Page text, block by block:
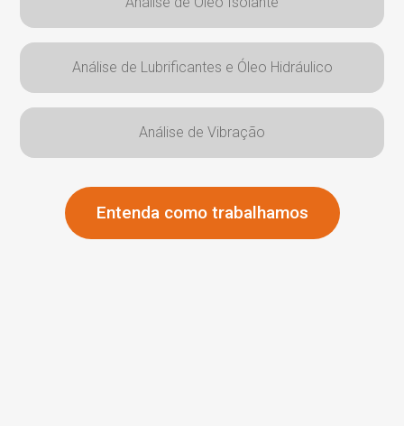
Análise de Lubrificantes e Óleo Hidráulico
Análise de Vibração
Entenda como trabalhamos